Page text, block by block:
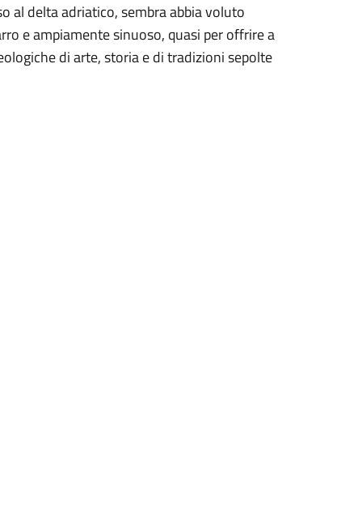
al delta adriatico, sembra abbia voluto
e ampiamente sinuoso, quasi per offrire a
di arte, storia e di tradizioni sepolte